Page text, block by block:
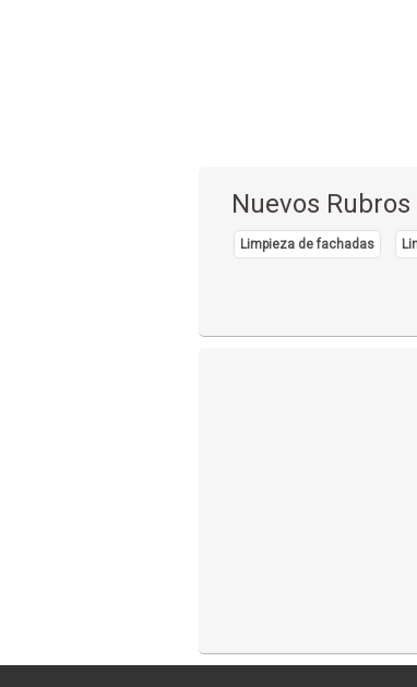
Nuevos Rubros
Limpieza de fachadas